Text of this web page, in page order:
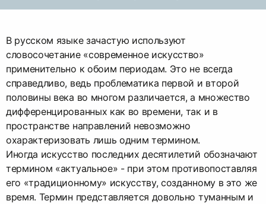
В русском языке зачастую используют
словосочетание «современное искусство»
применительно к обоим периодам. Это не всегда
справедливо, ведь проблематика первой и второй
половины века во многом различается, а множество
дифференцированных как во времени, так и в
пространстве направлений невозможно
охарактеризовать лишь одним термином.
Иногда искусство последних десятилетий обозначают
термином «актуальное» - при этом противопоставляя
его «традиционному» искусству, созданному в это же
время. Термин представляется довольно туманным и